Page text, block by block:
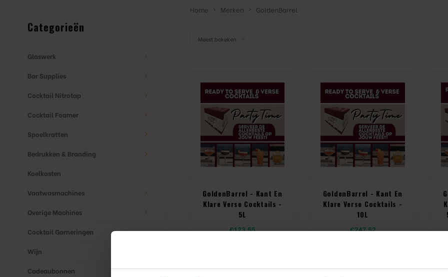
Categorieën
Glaswerk
Bar Supplies
Cocktail Nitrotap
Cocktail Foamer
Spoelkratten
Bedrukken & Branding
Koelkasten
Vaatwasmachines
Overige Machines
Cocktail Garneringen
Wijn
Cadeaubonnen
Home Merken GoldenBarrel
Meest bekeken
GoldenBarrel - Kant En
Klare Verse Cocktails -
5L
€123,55
GoldenBarrel - Kant En
Klare Verse Cocktails -
10L
€247,52